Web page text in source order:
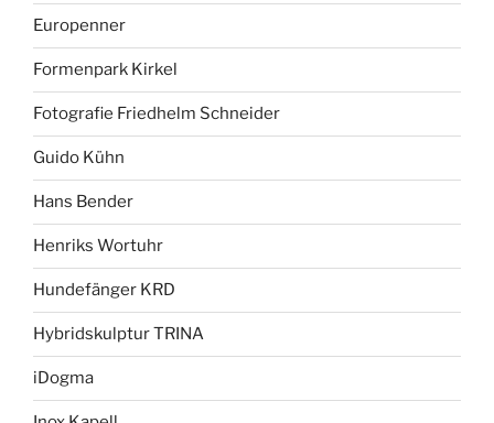
Europenner
Formenpark Kirkel
Fotografie Friedhelm Schneider
Guido Kühn
Hans Bender
Henriks Wortuhr
Hundefänger KRD
Hybridskulptur TRINA
iDogma